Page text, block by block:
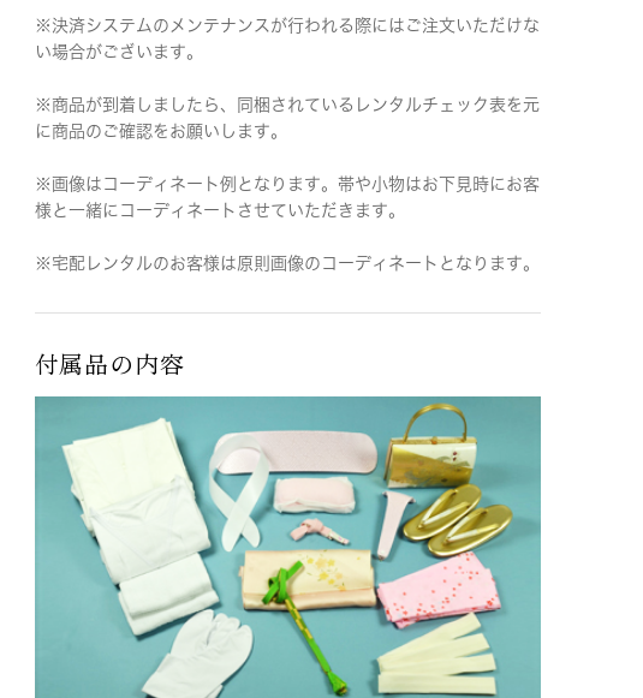
※決済システムのメンテナンスが行われる際にはご注文いただけな
い場合がございます。
※商品が到着しましたら、同梱されているレンタルチェック表を元
に商品のご確認をお願いします。
※画像はコーディネート例となります。帯や小物はお下見時にお客
様と一緒にコーディネートさせていただきます。
※宅配レンタルのお客様は原則画像のコーディネートとなります。
付属品の内容